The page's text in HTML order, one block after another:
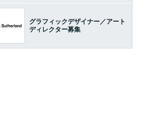
グラフィックデザイナー／アート
ディレクター募集